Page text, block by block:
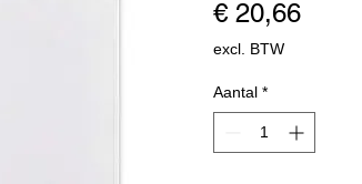
€ 20,66Prijs
excl. BTW
Aantal *